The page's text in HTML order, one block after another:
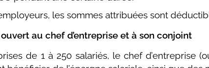
les sommes attribuées sont
au chef d’entreprise et à son conjoint
de 1 à 250 salariés, le chef d’entreprise